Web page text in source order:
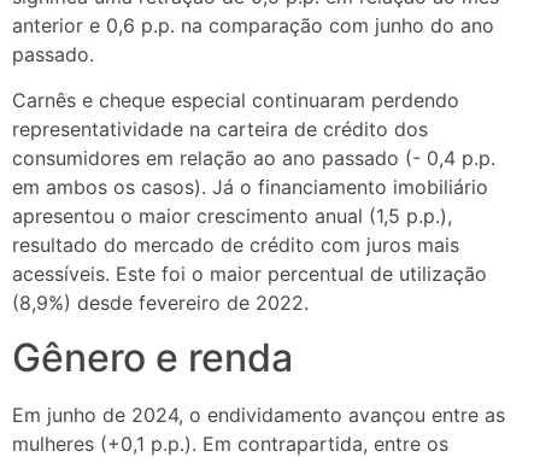
anterior e 0,6 p.p. na comparação com junho do ano
passado.
Carnês e cheque especial continuaram perdendo
representatividade na carteira de crédito dos
consumidores em relação ao ano passado (- 0,4 p.p.
em ambos os casos). Já o financiamento imobiliário
apresentou o maior crescimento anual (1,5 p.p.),
resultado do mercado de crédito com juros mais
acessíveis. Este foi o maior percentual de utilização
(8,9%) desde fevereiro de 2022.
Gênero e renda
Em junho de 2024, o endividamento avançou entre as
mulheres (+0,1 p.p.). Em contrapartida, entre os